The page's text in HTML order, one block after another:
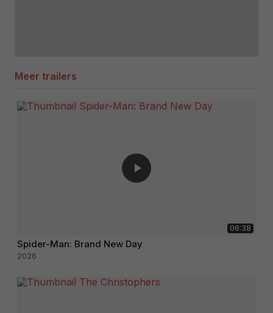
Meer trailers
06:38
Spider-Man: Brand New Day
2026